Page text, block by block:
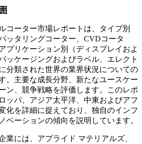
コーター市場レポートは、タイプ別
ッタリングコーター、CVDコータ
プリケーション別（ディスプレイおよ
ッケージングおよびラベル、エレクト
分類された世界の業界状況についての
。主要な成長分野、新たなユースケー
ン、競争戦略を評価します。このレポ
ッパ、アジア太平洋、中東およびアフ
化を詳細に捉えており、独自のインフ
ベーションの傾向を説明しています。
業には、アプライド マテリアルズ、